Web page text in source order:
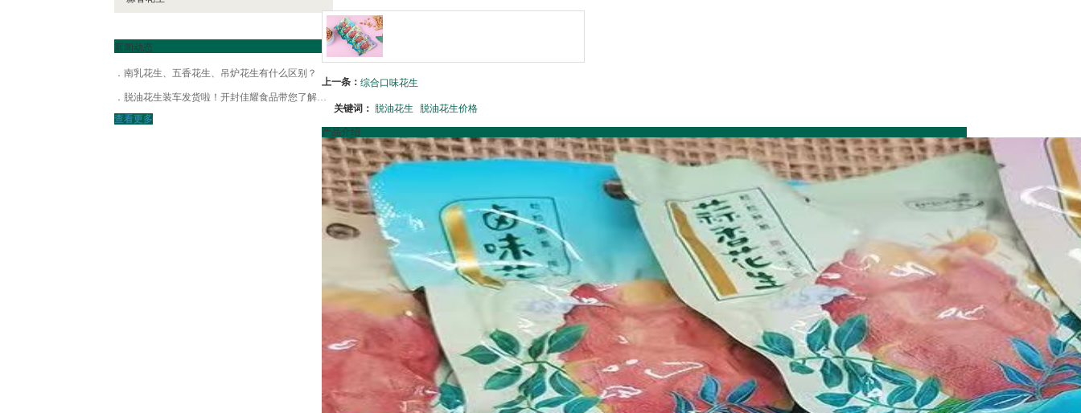
上一条： 综合口味花生
关键词： 脱油花生 脱油花生价格
产品介绍
新闻动态
南乳花生、五香花生、吊炉花生有什么区别？
脱油花生装车发货啦！开封佳耀食品带您了解脱油花生！
查看更多